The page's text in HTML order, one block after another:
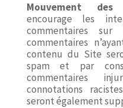
Mouvement des
encourage les
commentaires
commentaires
contenu du Site
spam et par
commentaires
connotations
seront également